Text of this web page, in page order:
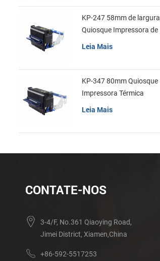
KP-247 58mm de largura
Quiosque Impressora de
recibos
Leia Mais
KP-347 80mm Quiosque
Impressora Térmica
Leia Mais
CONTATE-NOS
3-4/F, No.361 Qiaoying Road,
Jimei District, Xiamen,China
+86-592-5517253